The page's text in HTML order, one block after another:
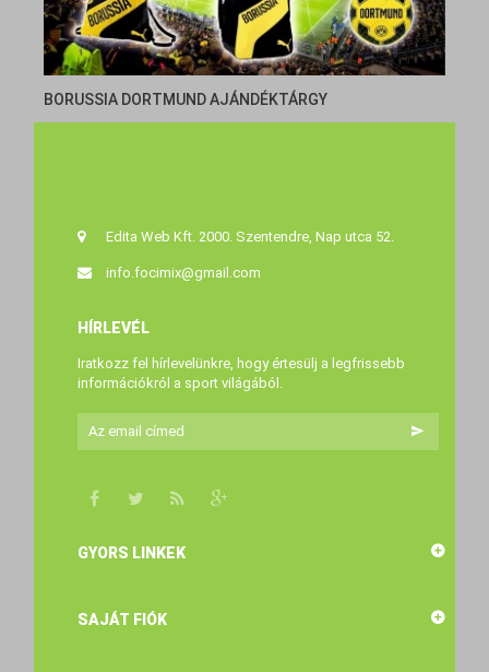
BORUSSIA DORTMUND AJÁNDÉKTÁRGY
Edita Web Kft. 2000. Szentendre, Nap utca 52.
info.focimix@gmail.com
HÍRLEVÉL
Iratkozz fel hírlevelünkre, hogy értesülj a legfrissebb
információkról a sport világából.
GYORS LINKEK
SAJÁT FIÓK